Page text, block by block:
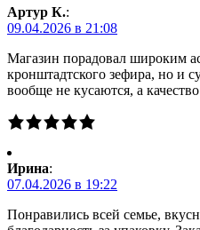
Артур К.:
09.04.2026 в 21:08
Магазин порадовал широким
кронштадтского зефира, но и
вообще не кусаются, а
Ирина:
07.04.2026 в 19:22
Понравились всей семье,